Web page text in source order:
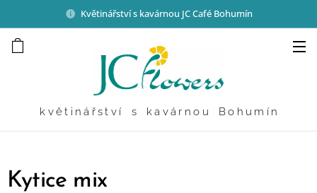
Květinářství s kavárnou JC Café Bohumín
k v ě t i n á ř s t v í s k a v á r n o u B o h u m í n
Kytice mix